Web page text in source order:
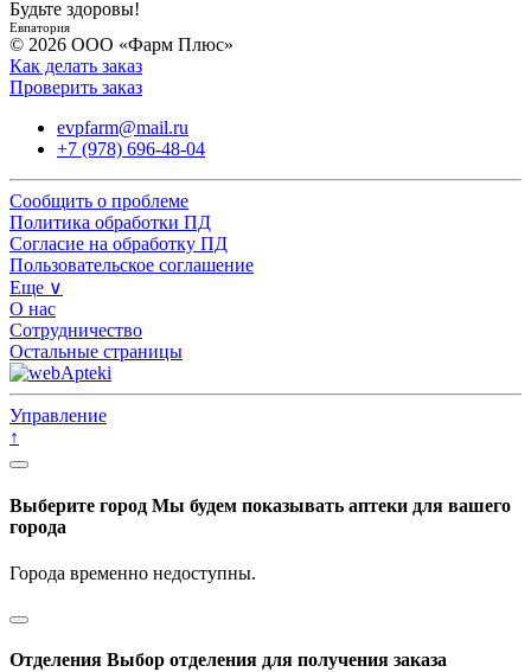
Будьте здоровы!
Евпатория
© 2026 ООО «Фарм Плюс»
Как делать заказ
Проверить заказ
evpfarm@mail.ru
+7 (978) 696-48-04
Сообщить о проблеме
Политика обработки ПД
Согласие на обработку ПД
Пользовательское соглашение
Еще ∨
О нас
Сотрудничество
Остальные страницы
Управление
↑
Выберите город Мы будем показывать аптеки для вашего
города
Города временно недоступны.
Отделения Выбор отделения для получения заказа